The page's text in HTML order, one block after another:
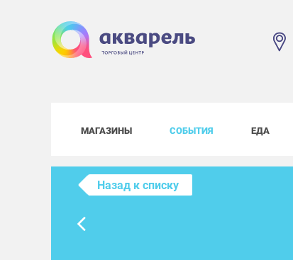
МАГАЗИНЫ СОБЫТИЯ ЕДА
Назад к списку